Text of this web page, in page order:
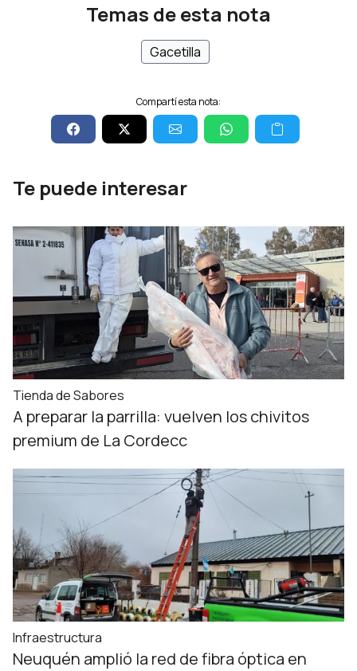
Temas de esta nota
Gacetilla
Compartí esta nota:
Te puede interesar
Tienda de Sabores
A preparar la parrilla: vuelven los chivitos
premium de La Cordecc
Infraestructura
Neuquén amplió la red de fibra óptica en